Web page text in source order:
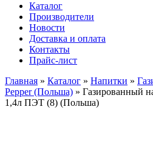
Каталог
Производители
Новости
Доставка и оплата
Контакты
Прайс-лист
Главная » Каталог » Напитки »
Pepper (Польша) » Газированный
1,4л ПЭТ (8) (Польша)